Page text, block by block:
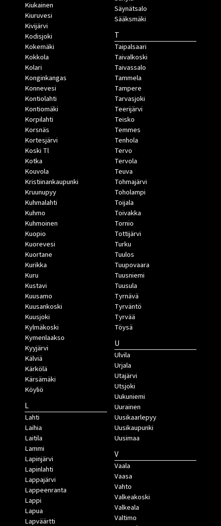
Kiukainen
Kiuruvesi
Kivijärvi
Kodisjoki
Kokemäki
Kokkola
Kolari
Konginkangas
Konnevesi
Kontiolahti
Kontiomäki
Korpilahti
Korsnäs
Kortesjärvi
Koski Tl
Kotka
Kouvola
Kristiinankaupunki
Kruunupyy
Kuhmalahti
Kuhmo
Kuhmoinen
Kuopio
Kuorevesi
Kuortane
Kurikka
Kuru
Kustavi
Kuusamo
Kuusankoski
Kuusjoki
Kylmäkoski
Kymenlaakso
Kyyjärvi
Kälviä
Kärkölä
Kärsämäki
Köyliö
L
Lahti
Laihia
Laitila
Lammi
Lapinjärvi
Lapinlahti
Lappajärvi
Lappeenranta
Lappi
Lapua
Lapväärtti
Säynätsalo
Sääksmäki
T
Taipalsaari
Taivalkoski
Taivassalo
Tammela
Tampere
Tarvasjoki
Teerijärvi
Teisko
Temmes
Tenhola
Tervo
Tervola
Teuva
Tohmajärvi
Toholampi
Toijala
Toivakka
Tornio
Tottijärvi
Turku
Tuulos
Tuupovaara
Tuusniemi
Tuusula
Tyrnävä
Tyrväntö
Tyrvää
Töysä
U
Ulvila
Urjala
Utajärvi
Utsjoki
Uukuniemi
Uurainen
Uusikaarlepyy
Uusikaupunki
Uusimaa
V
Vaala
Vaasa
Vahto
Valkeakoski
Valkeala
Valtimo